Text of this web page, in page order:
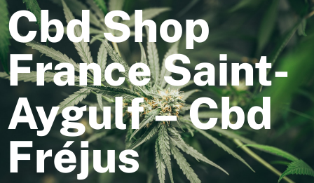
Cbd Shop
France Saint-
Aygulf – Cbd
Fréjus